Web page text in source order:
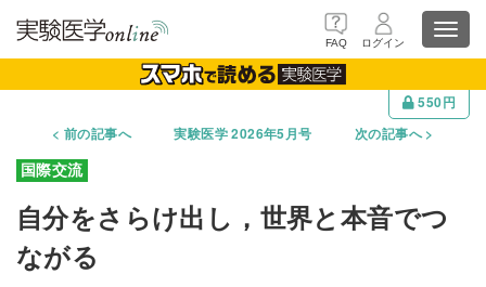
FAQ ログイン
550円
前の記事へ
実験医学 2026年5月号 次の記事へ
自分をさらけ出し，世界と本音でつ
ながる